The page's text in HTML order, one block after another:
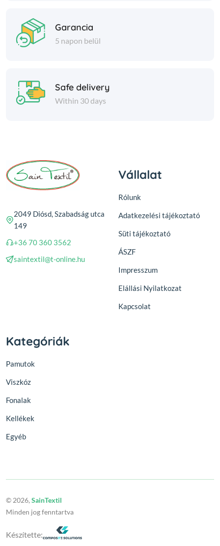
Garancia
5 napon belül
Safe delivery
Within 30 days
2049 Diósd, Szabadság utca
149
+36 70 360 3562
saintextil@t-online.hu
Vállalat
Rólunk
Adatkezelési tájékoztató
Süti tájékoztató
ÁSZF
Impresszum
Elállási Nyilatkozat
Kapcsolat
Kategóriák
Pamutok
Viszkóz
Fonalak
Kellékek
Egyéb
© 2026, SainTextil
Minden jog fenntartva
Készítette: